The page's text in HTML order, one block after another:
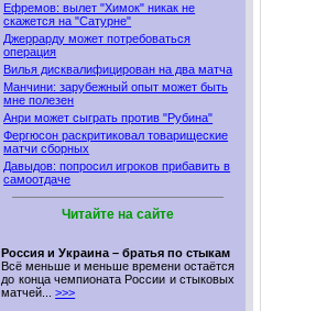
Ефремов: вылет "Химок" никак не
скажется на "Сатурне"
Джеррарду может потребоваться
операция
Вилья дисквалифицирован на два матча
Манчини: зарубежный опыт может быть
мне полезен
Анри может сыграть против "Рубина"
Фергюсон раскритиковал товарищеские
матчи сборных
Давыдов: попросил игроков прибавить в
самоотдаче
Читайте на сайте
Россия и Украина – братья по стыкам
Всё меньше и меньше времени остаётся
до конца чемпионата России и стыковых
матчей...>>>